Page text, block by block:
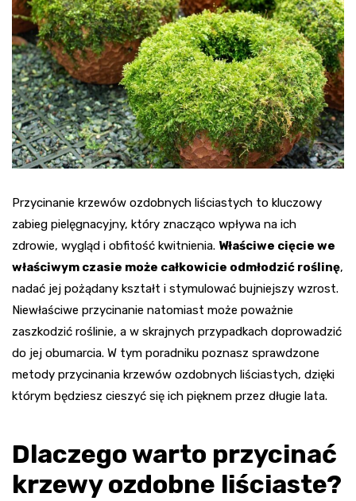
Przycinanie krzewów ozdobnych liściastych to kluczowy
zabieg pielęgnacyjny, który znacząco wpływa na ich
zdrowie, wygląd i obfitość kwitnienia. Właściwe cięcie we
właściwym czasie może całkowicie odmłodzić roślinę,
nadać jej pożądany kształt i stymulować bujniejszy wzrost.
Niewłaściwe przycinanie natomiast może poważnie
zaszkodzić roślinie, a w skrajnych przypadkach doprowadzić
do jej obumarcia. W tym poradniku poznasz sprawdzone
metody przycinania krzewów ozdobnych liściastych, dzięki
którym będziesz cieszyć się ich pięknem przez długie lata.
Dlaczego warto przycinać
krzewy ozdobne liściaste?